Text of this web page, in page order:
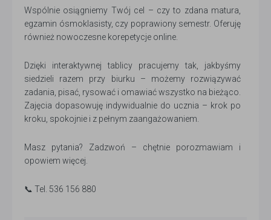
Wspólnie osiągniemy Twój cel – czy to zdana matura,
egzamin ósmoklasisty, czy poprawiony semestr. Oferuję
również nowoczesne korepetycje online.
Dzięki interaktywnej tablicy pracujemy tak, jakbyśmy
siedzieli razem przy biurku – możemy rozwiązywać
zadania, pisać, rysować i omawiać wszystko na bieżąco.
Zajęcia dopasowuję indywidualnie do ucznia – krok po
kroku, spokojnie i z pełnym zaangażowaniem.
Masz pytania? Zadzwoń – chętnie porozmawiam i
opowiem więcej.
📞 Tel. 536 156 880